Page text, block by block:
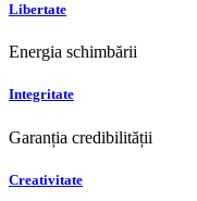
Libertate
Energia schimbării
Integritate
Garanția credibilității
Creativitate